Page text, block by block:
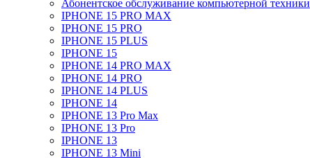
Абонентское обслуживание компьютерной техники
IPHONE 15 PRO MAX
IPHONE 15 PRO
IPHONE 15 PLUS
IPHONE 15
IPHONE 14 PRO MAX
IPHONE 14 PRO
IPHONE 14 PLUS
IPHONE 14
IPHONE 13 Pro Max
IPHONE 13 Pro
IPHONE 13
IPHONE 13 Mini